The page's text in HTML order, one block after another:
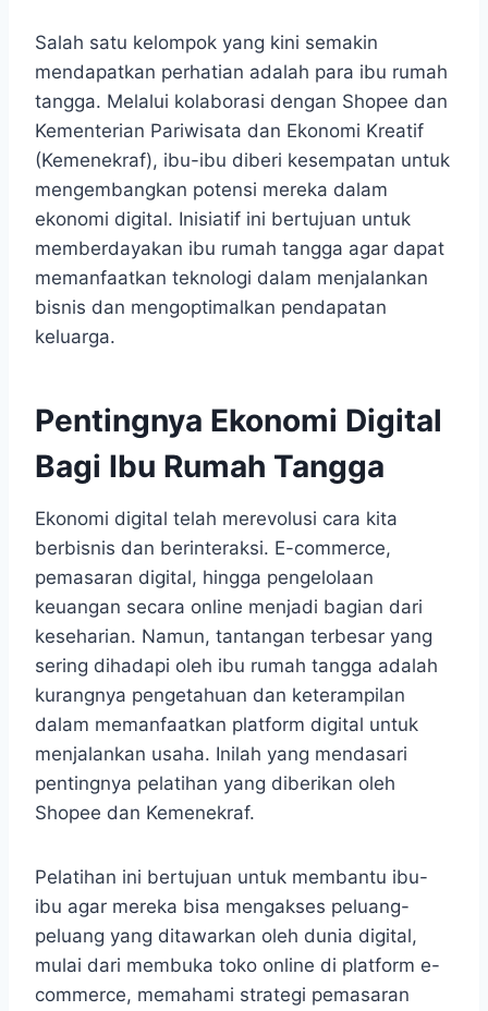
Salah satu kelompok yang kini semakin
mendapatkan perhatian adalah para ibu rumah
tangga. Melalui kolaborasi dengan Shopee dan
Kementerian Pariwisata dan Ekonomi Kreatif
(Kemenekraf), ibu-ibu diberi kesempatan untuk
mengembangkan potensi mereka dalam
ekonomi digital. Inisiatif ini bertujuan untuk
memberdayakan ibu rumah tangga agar dapat
memanfaatkan teknologi dalam menjalankan
bisnis dan mengoptimalkan pendapatan
keluarga.
Pentingnya Ekonomi Digital
Bagi Ibu Rumah Tangga
Ekonomi digital telah merevolusi cara kita
berbisnis dan berinteraksi. E-commerce,
pemasaran digital, hingga pengelolaan
keuangan secara online menjadi bagian dari
keseharian. Namun, tantangan terbesar yang
sering dihadapi oleh ibu rumah tangga adalah
kurangnya pengetahuan dan keterampilan
dalam memanfaatkan platform digital untuk
menjalankan usaha. Inilah yang mendasari
pentingnya pelatihan yang diberikan oleh
Shopee dan Kemenekraf.
Pelatihan ini bertujuan untuk membantu ibu-
ibu agar mereka bisa mengakses peluang-
peluang yang ditawarkan oleh dunia digital,
mulai dari membuka toko online di platform e-
commerce, memahami strategi pemasaran